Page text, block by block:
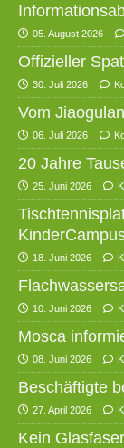
05. August 2026
Offizieller
30. Juli 2026
Vom
06. Juli 2026
20 Jahre
25. Juni 2026
18. Juni 2026
10. Juni 2026
Mosca
08. Juni 2026
Beschäftigte
27. April 2026
Kein